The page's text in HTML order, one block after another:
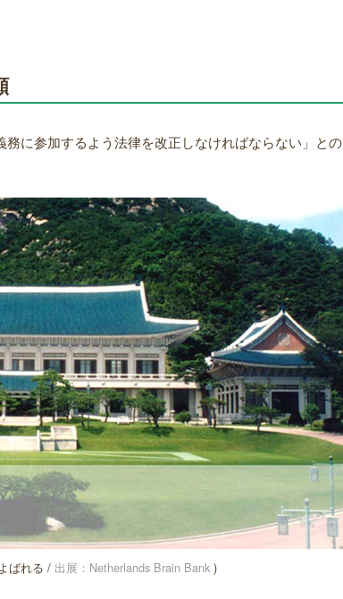
に参加するよう法律を改正しなければならない」との
ばれる / 出展：Netherlands Brain Bank )